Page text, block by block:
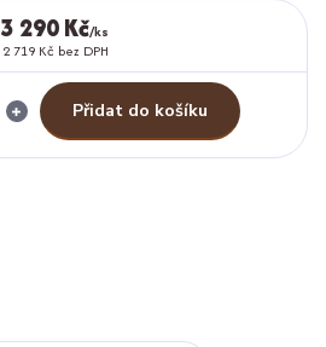
3 290 Kč/ks
2 719 Kč bez DPH
Přidat do košíku